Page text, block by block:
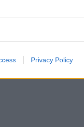
Privacy Policy
r., deficyt ten może